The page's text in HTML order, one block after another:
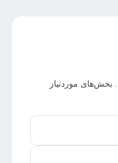
بخش‌های موردنیاز